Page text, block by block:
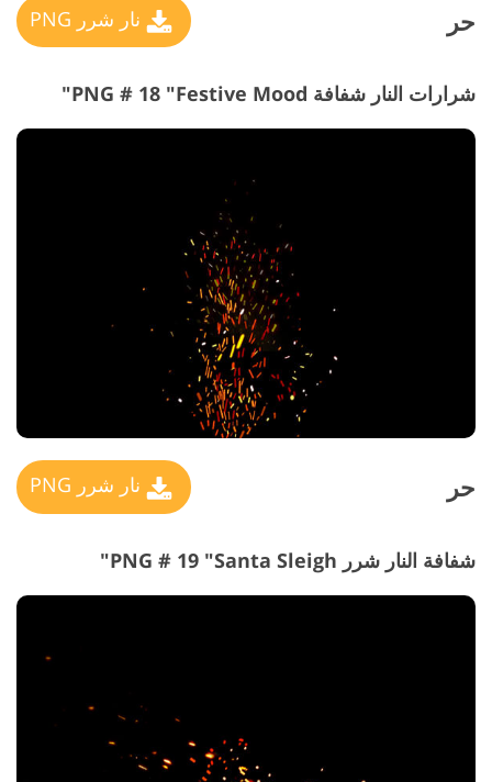
حر نار شرر PNG
شرارات النار شفافة PNG # 18 "Festive Mood"
حر نار شرر PNG
شفافة النار شرر PNG # 19 "Santa Sleigh"